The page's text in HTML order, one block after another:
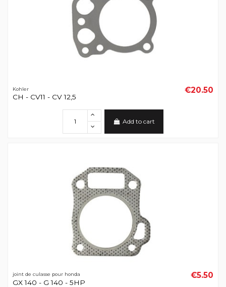
Kohler
CH - CV11 - CV 12,5
€20.50
Add to cart
joint de culasse pour honda
GX 140 - G 140 - 5HP
€5.50